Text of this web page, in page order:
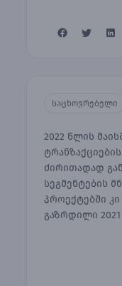
საცხოვრებელი
2022 წლის
ძირითადად
სეგმენტების
პროექტებში
გაზრდილი